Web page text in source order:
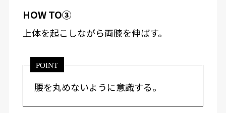
HOW TO③
上体を起こしながら両膝を伸ばす。
POINT
腰を丸めないように意識する。